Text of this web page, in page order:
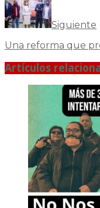
Siguiente
Una reforma que
Artículos